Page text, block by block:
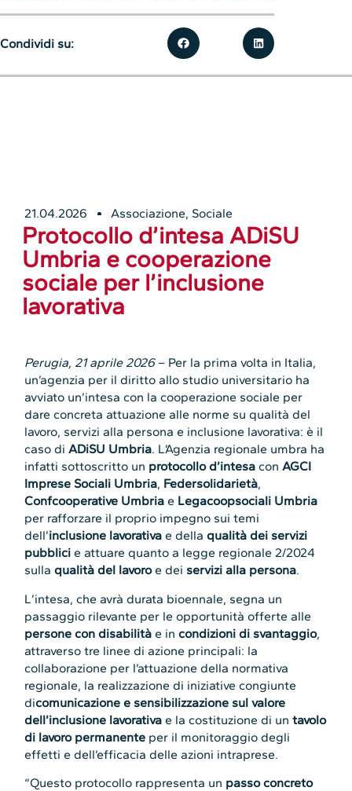
21.04.2026 Associazione, Sociale
Protocollo d’intesa ADiSU
Umbria e cooperazione
sociale per l’inclusione
lavorativa
Perugia, 21 aprile 2026– Per la prima volta in Italia,
un’agenzia per il diritto allo studio universitario ha
avviato un’intesa con la cooperazione sociale per
dare concreta attuazione alle norme su qualità del
lavoro, servizi alla persona e inclusione lavorativa: è il
caso diADiSU Umbria. L’Agenzia regionale umbra ha
infatti sottoscritto un protocollo d’intesa conAGCI
Imprese Sociali Umbria, Federsolidarietà,
Confcooperative Umbria e Legacoopsociali Umbria
per rafforzare il proprio impegno sui temi
dell’inclusione lavorativa e dellaqualità dei servizi
pubblici e attuare quanto a legge regionale 2/2024
sullaqualità del lavoroe dei servizi alla persona.
L’intesa, che avrà durata bioennale, segna un
passaggio rilevante per le opportunità offerte alle
persone con disabilitàe incondizioni di svantaggio,
attraverso tre linee di azione principali: la
collaborazione per l’attuazione della normativa
regionale, la realizzazione di iniziative congiunte
dicomunicazione e sensibilizzazione sul valore
dell’inclusione lavorativa e la costituzione di untavolo
di lavoro permanente per il monitoraggio degli
effetti e dell’efficacia delle azioni intraprese.
“Questo protocollo rappresenta un passo concreto
Condividi su: